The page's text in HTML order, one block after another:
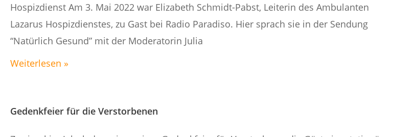
Hospizdienst Am 3. Mai 2022 war Elizabeth Schmidt-Pabst, Leiterin des Ambulanten
Lazarus Hospizdienstes, zu Gast bei Radio Paradiso. Hier sprach sie in der Sendung
“Natürlich Gesund” mit der Moderatorin Julia
Weiterlesen »
Gedenkfeier für die Verstorbenen